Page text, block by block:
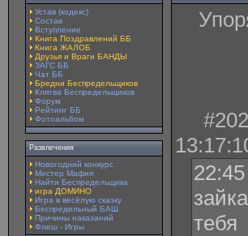
Устав (кодекс)
Состав
Вступление
Книга Поздравлений ББ
Книга ЖАЛОБ
Друзья и Враги БАНДЫ
ЗАГС ББ
Чат ББ
Бредни Беспредельщиков
Клятва Беспредельщиков
Форум
Рейтинг ББ
Фотоальбом
Развлечения
Новогодний конкурс
Мистер Мафия
Найти Беспредельщика
игра ДОМИНО
Игра в весёлую сказку
Беспредельный БАШ
Причины наказаний
Флеш - Игры
тебя